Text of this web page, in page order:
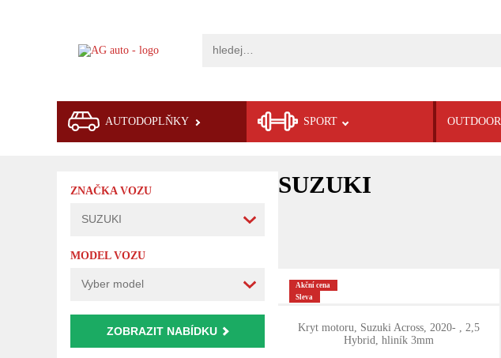
AUTODOPLŇKY SPORT OUTDOOR
ZNAČKA VOZU
MODEL VOZU
ZOBRAZIT NABÍDKU
SUZUKI
Akční cena
Sleva
Kryt motoru, Suzuki Across, 2020- , 2,5
Hybrid, hliník 3mm